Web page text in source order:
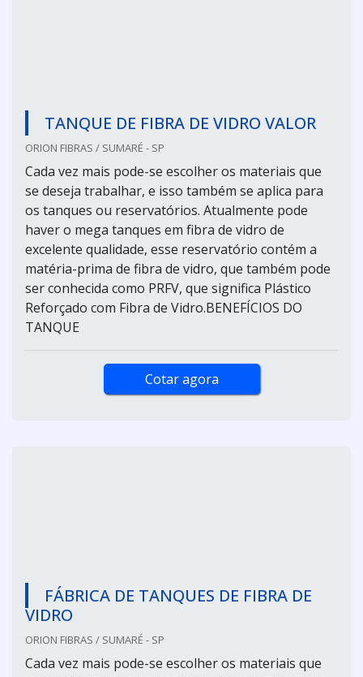
TANQUE DE FIBRA DE VIDRO VALOR
ORION FIBRAS / SUMARÉ - SP
Cada vez mais pode-se escolher os materiais que
se deseja trabalhar, e isso também se aplica para
os tanques ou reservatórios. Atualmente pode
haver o mega tanques em fibra de vidro de
excelente qualidade, esse reservatório contém a
matéria-prima de fibra de vidro, que também pode
ser conhecida como PRFV, que significa Plástico
Reforçado com Fibra de Vidro.BENEFÍCIOS DO
TANQUE
Cotar agora
FÁBRICA DE TANQUES DE FIBRA DE
VIDRO
ORION FIBRAS / SUMARÉ - SP
Cada vez mais pode-se escolher os materiais que